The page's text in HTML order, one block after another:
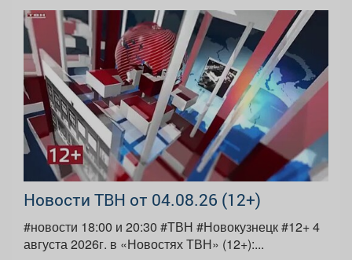
Новости ТВН от 04.08.26 (12+)
#новости 18:00 и 20:30 #ТВН #Новокузнецк #12+ 4
августа 2026г. в «Новостях ТВН» (12+):...